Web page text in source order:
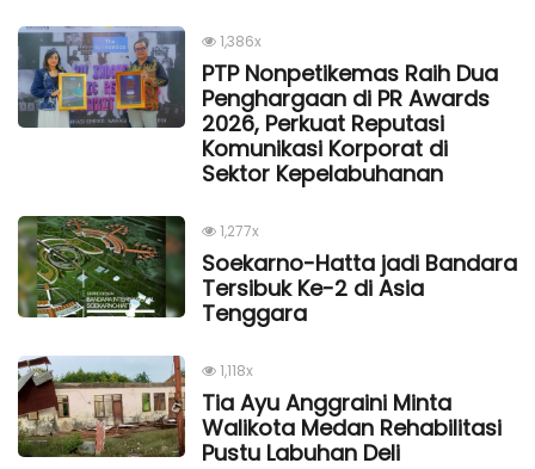
1,386x
PTP Nonpetikemas Raih Dua
Penghargaan di PR Awards
2026, Perkuat Reputasi
Komunikasi Korporat di
Sektor Kepelabuhanan
1,277x
Soekarno-Hatta jadi Bandara
Tersibuk Ke-2 di Asia
Tenggara
1,118x
Tia Ayu Anggraini Minta
Walikota Medan Rehabilitasi
Pustu Labuhan Deli